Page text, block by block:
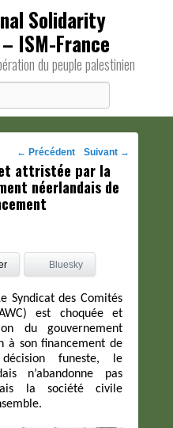
Solidarity
ISM-France
du peuple palestinien
Navigation
des
posts
← Précédent Suivant →
et attristée par la
néerlandais de
Bluesky
Syndicat des Comités
est choquée et
du gouvernement
à son financement de
funeste, le
n’abandonne pas
la société civile